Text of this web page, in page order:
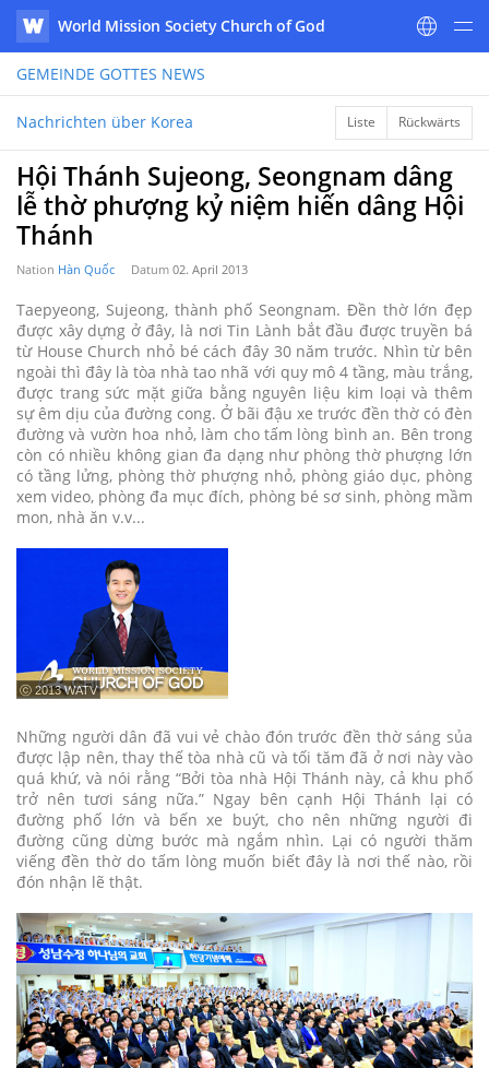
WATV
World Mission Society Church of God
GEMEINDE GOTTES NEWS
Nachrichten über Korea Liste Rückwärts
Hội Thánh Sujeong, Seongnam dâng
lễ thờ phượng kỷ niệm hiến dâng Hội
Thánh
Nation Hàn Quốc Datum 02. April 2013
Taepyeong, Sujeong, thành phố Seongnam. Đền thờ lớn đẹp
được xây dựng ở đây, là nơi Tin Lành bắt đầu được truyền bá
từ House Church nhỏ bé cách đây 30 năm trước. Nhìn từ bên
ngoài thì đây là tòa nhà tao nhã với quy mô 4 tầng, màu trắng,
được trang sức mặt giữa bằng nguyên liệu kim loại và thêm
sự êm dịu của đường cong. Ở bãi đậu xe trước đền thờ có đèn
đường và vườn hoa nhỏ, làm cho tấm lòng bình an. Bên trong
còn có nhiều không gian đa dạng như phòng thờ phượng lớn
có tầng lửng, phòng thờ phượng nhỏ, phòng giáo dục, phòng
xem video, phòng đa mục đích, phòng bé sơ sinh, phòng mầm
mon, nhà ăn v.v...
ⓒ 2013 WATV
Những người dân đã vui vẻ chào đón trước đền thờ sáng sủa
được lập nên, thay thế tòa nhà cũ và tối tăm đã ở nơi này vào
quá khứ, và nói rằng “Bởi tòa nhà Hội Thánh này, cả khu phố
trở nên tươi sáng nữa.” Ngay bên cạnh Hội Thánh lại có
đường phố lớn và bến xe buýt, cho nên những người đi
đường cũng dừng bước mà ngắm nhìn. Lại có người thăm
viếng đền thờ do tấm lòng muốn biết đây là nơi thế nào, rồi
đón nhận lẽ thật.